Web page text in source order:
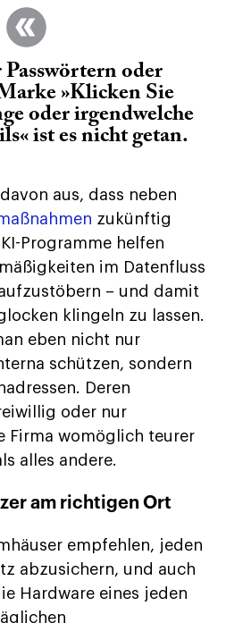
oder
»Klicken Sie
oder irgendwelche
ist es nicht getan.
aus, dass neben
zukünftig
Programme helfen
im Datenfluss
– und damit
klingeln zu lassen.
eben nicht nur
schützen, sondern
Deren
oder nur
Firma womöglich teurer
alles andere.
am richtigen Ort
empfehlen, jeden
abzusichern, und auch
Hardware eines jeden